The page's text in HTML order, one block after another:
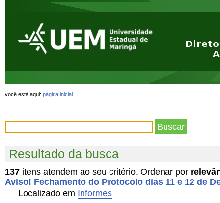
você está aqui: página inicial
Resultado da busca
137 itens atendem ao seu critério. Ordenar por
Aviso! Fechamento do Protocolo dias 11 e 12 de
Localizado em Informes